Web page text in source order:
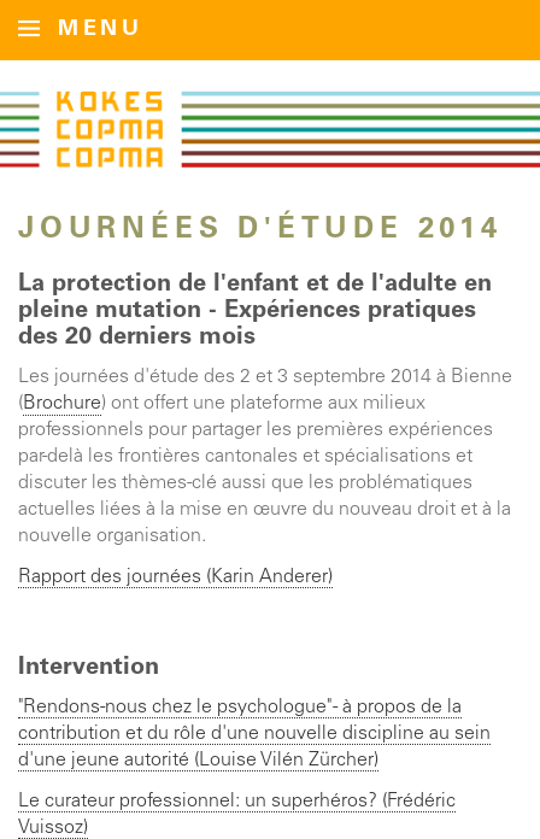
MENU
JOURNÉES D'ÉTUDE 2014
La protection de l'enfant et de l'adulte en
pleine mutation - Expériences pratiques
des 20 derniers mois
Les journées d'étude des 2 et 3 septembre 2014 à Bienne
(Brochure) ont offert une plateforme aux milieux
professionnels pour partager les premières expériences
par-delà les frontières cantonales et spécialisations et
discuter les thèmes-clé aussi que les problématiques
actuelles liées à la mise en œuvre du nouveau droit et à la
nouvelle organisation.
Rapport des journées (Karin Anderer)
Intervention
"Rendons-nous chez le psychologue" - à propos de la
contribution et du rôle d'une nouvelle discipline au sein
d'une jeune autorité (Louise Vilén Zürcher)
Le curateur professionnel: un superhéros? (Frédéric
Vuissoz)